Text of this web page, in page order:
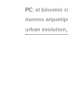
PC:el binomio
nuevos
urban evolution